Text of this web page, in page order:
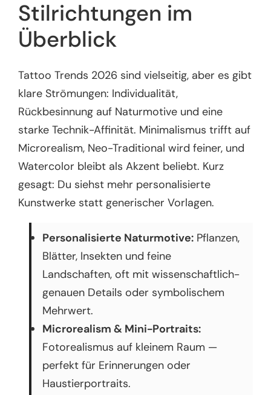
Stilrichtungen im
Überblick
Tattoo Trends 2026 sind vielseitig, aber es gibt
klare Strömungen: Individualität,
Rückbesinnung auf Naturmotive und eine
starke Technik-Affinität. Minimalismus trifft auf
Microrealism, Neo-Traditional wird feiner, und
Watercolor bleibt als Akzent beliebt. Kurz
gesagt: Du siehst mehr personalisierte
Kunstwerke statt generischer Vorlagen.
Personalisierte Naturmotive: Pflanzen,
Blätter, Insekten und feine
Landschaften, oft mit wissenschaftlich-
genauen Details oder symbolischem
Mehrwert.
Microrealism & Mini-Portraits:
Fotorealismus auf kleinem Raum —
perfekt für Erinnerungen oder
Haustierportraits.